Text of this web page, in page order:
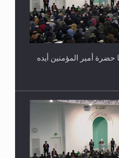
حضرة أمير المؤمنين أيده